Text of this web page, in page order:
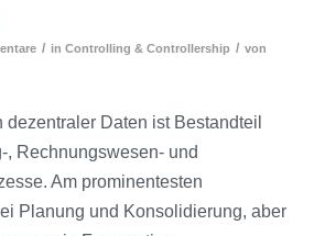
/ in Controlling & Controllership / von
dezentraler Daten ist Bestandteil
Rechnungswesen- und
Am prominentesten
Planung und Konsolidierung, aber